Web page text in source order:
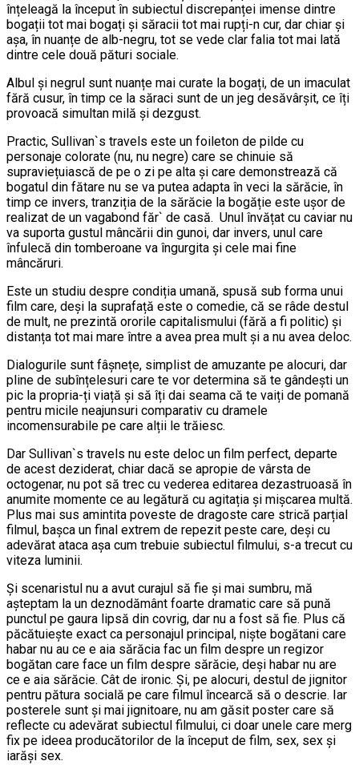
înțeleagă la început în subiectul discrepanței imense dintre
bogații tot mai bogați și săracii tot mai rupți-n cur, dar chiar și
așa, în nuanțe de alb-negru, tot se vede clar falia tot mai lată
dintre cele două pături sociale.
Albul și negrul sunt nuanțe mai curate la bogați, de un imaculat
fără cusur, în timp ce la săraci sunt de un jeg desăvârșit, ce îți
provoacă simultan milă și dezgust.
Practic, Sullivan`s travels este un foileton de pilde cu
personaje colorate (nu, nu negre) care se chinuie să
supraviețuiască de pe o zi pe alta și care demonstrează că
bogatul din fătare nu se va putea adapta în veci la sărăcie, în
timp ce invers, tranziția de la sărăcie la bogăție este ușor de
realizat de un vagabond făr` de casă. Unul învățat cu caviar nu
va suporta gustul mâncării din gunoi, dar invers, unul care
înfulecă din tomberoane va îngurgita și cele mai fine
mâncăruri.
Este un studiu despre condiția umană, spusă sub forma unui
film care, deși la suprafață este o comedie, că se râde destul
de mult, ne prezintă ororile capitalismului (fără a fi politic) și
distanța tot mai mare între a avea prea mult și a nu avea deloc.
Dialogurile sunt fâșnețe, simplist de amuzante pe alocuri, dar
pline de subînțelesuri care te vor determina să te gândești un
pic la propria-ți viață și să îți dai seama că te vaiți de pomană
pentru micile neajunsuri comparativ cu dramele
incomensurabile pe care alții le trăiesc.
Dar Sullivan`s travels nu este deloc un film perfect, departe
de acest deziderat, chiar dacă se apropie de vârsta de
octogenar, nu pot să trec cu vederea editarea dezastruoasă în
anumite momente ce au legătură cu agitația și mișcarea multă.
Plus mai sus amintita poveste de dragoste care strică parțial
filmul, bașca un final extrem de repezit peste care, deși cu
adevărat ataca așa cum trebuie subiectul filmului, s-a trecut cu
viteza luminii.
Și scenaristul nu a avut curajul să fie și mai sumbru, mă
așteptam la un deznodământ foarte dramatic care să pună
punctul pe gaura lipsă din covrig, dar nu a fost să fie. Plus că
păcătuiește exact ca personajul principal, niște bogătani care
habar nu au ce e aia sărăcia fac un film despre un regizor
bogătan care face un film despre sărăcie, deși habar nu are
ce e aia sărăcie. Cât de ironic. Și, pe alocuri, destul de jignitor
pentru pătura socială pe care filmul încearcă să o descrie. Iar
posterele sunt și mai jignitoare, nu am găsit poster care să
reflecte cu adevărat subiectul filmului, ci doar unele care merg
fix pe ideea producătorilor de la început de film, sex, sex și
iarăși sex.